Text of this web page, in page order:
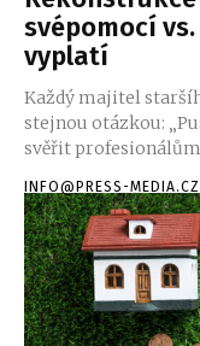
svépomocí
vyplatí
Každý majitel
stejnou otázkou:
svěřit
INFO@PRESS-MEDIA.CZ